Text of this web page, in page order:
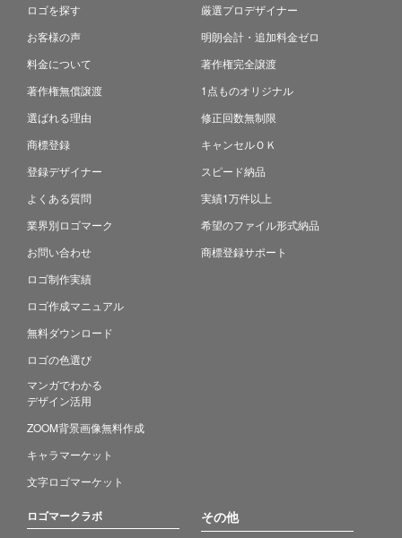
ロゴを探す
お客様の声
料金について
著作権無償譲渡
選ばれる理由
商標登録
登録デザイナー
よくある質問
業界別ロゴマーク
お問い合わせ
ロゴ制作実績
ロゴ作成マニュアル
無料ダウンロード
ロゴの色選び
マンガでわかる
デザイン活用
ZOOM背景画像無料作成
キャラマーケット
文字ロゴマーケット
厳選プロデザイナー
明朗会計・追加料金ゼロ
著作権完全譲渡
1点ものオリジナル
修正回数無制限
キャンセルＯＫ
スピード納品
実績1万件以上
希望のファイル形式納品
商標登録サポート
ロゴマークラボ その他